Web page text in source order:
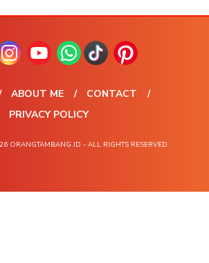
ABOUT ME
CONTACT
PRIVACY POLICY
ORANGTAMBANG.ID - ALL RIGHTS RESERVED